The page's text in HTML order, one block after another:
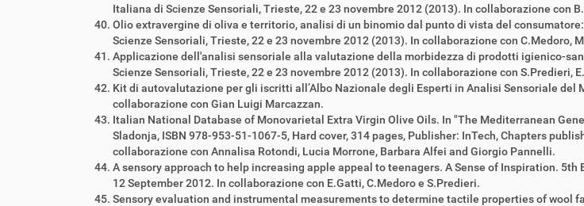
Italiana di Scienze Sensoriali, Trieste, 22 e 23 novembre 2012 (2013). In collaborazione con
Olio extravergine di oliva e territorio, analisi di un binomio dal punto di vista del
Scienze Sensoriali, Trieste, 22 e 23 novembre 2012 (2013). In collaborazione con C.Medoro,
Applicazione dell'analisi sensoriale alla valutazione della morbidezza di prodotti igienico-
Scienze Sensoriali, Trieste, 22 e 23 novembre 2012 (2013). In collaborazione con S.Predieri,
Kit di autovalutazione per gli iscritti all’Albo Nazionale degli Esperti in Analisi Sensoriale del
collaborazione con Gian Luigi Marcazzan.
Italian National Database of Monovarietal Extra Virgin Olive Oils. In "The Mediterranean
Sladonja, ISBN 978-953-51-1067-5, Hard cover, 314 pages, Publisher: InTech, Chapters
collaborazione con Annalisa Rotondi, Lucia Morrone, Barbara Alfei and Giorgio Pannelli.
A sensory approach to help increasing apple appeal to teenagers. A Sense of Inspiration. 5th
12 September 2012. In collaborazione con E.Gatti, C.Medoro e S.Predieri.
Sensory evaluation and instrumental measurements to determine tactile properties of wool